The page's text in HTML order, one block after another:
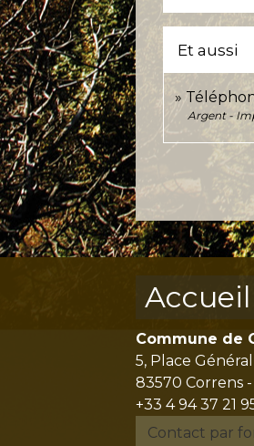
Et aussi
Argent -
Commune de
5, Place
83570 Correns -
+33 4 94 37 21
Contact par